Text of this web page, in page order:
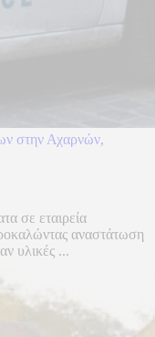
στην Αχαρνών,
σε εταιρεία
αναστάτωση
υλικές ...